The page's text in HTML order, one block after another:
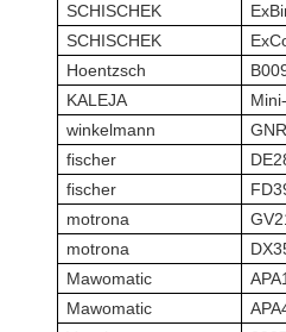
SCHISCHEK
SCHISCHEK
Hoentzsch
KALEJA
winkelmann
fischer
fischer
motrona
motrona
Mawomatic
Mawomatic